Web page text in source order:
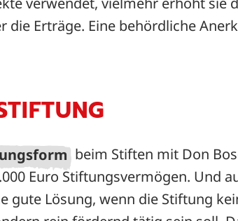
die Erträge. Eine behördliche
beim Stiften mit Don
Euro Stiftungsvermögen. Und
gute Lösung, wenn die Stiftung